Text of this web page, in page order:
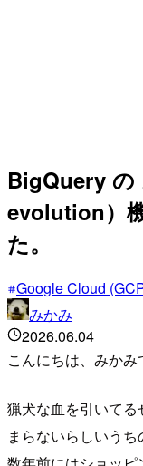
BigQuery の
evolution）
た。
Google Cloud
みかみ
2026.06.04
こんにちは、みかみ
猟犬な血を引いて
まらないらしいうち